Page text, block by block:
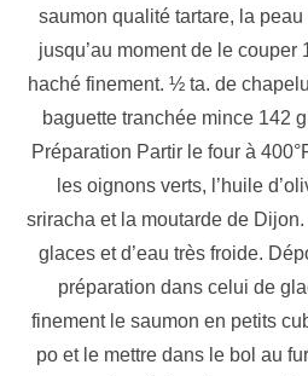
saumon qualité tartare, la
jusqu’au moment de le couper
haché finement. ½ ta. de
baguette tranchée mince 142
Préparation Partir le four à
les oignons verts, l’huile
sriracha et la moutarde de
glaces et d’eau très froide.
préparation dans celui de
finement le saumon en petits
po et le mettre dans le bol au